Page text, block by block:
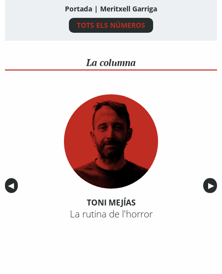
Portada | Meritxell Garriga
TOTS ELS NÚMEROS
La columna
Anterior
◀︎ ▶︎
TONI MEJÍAS
La rutina de l'horror